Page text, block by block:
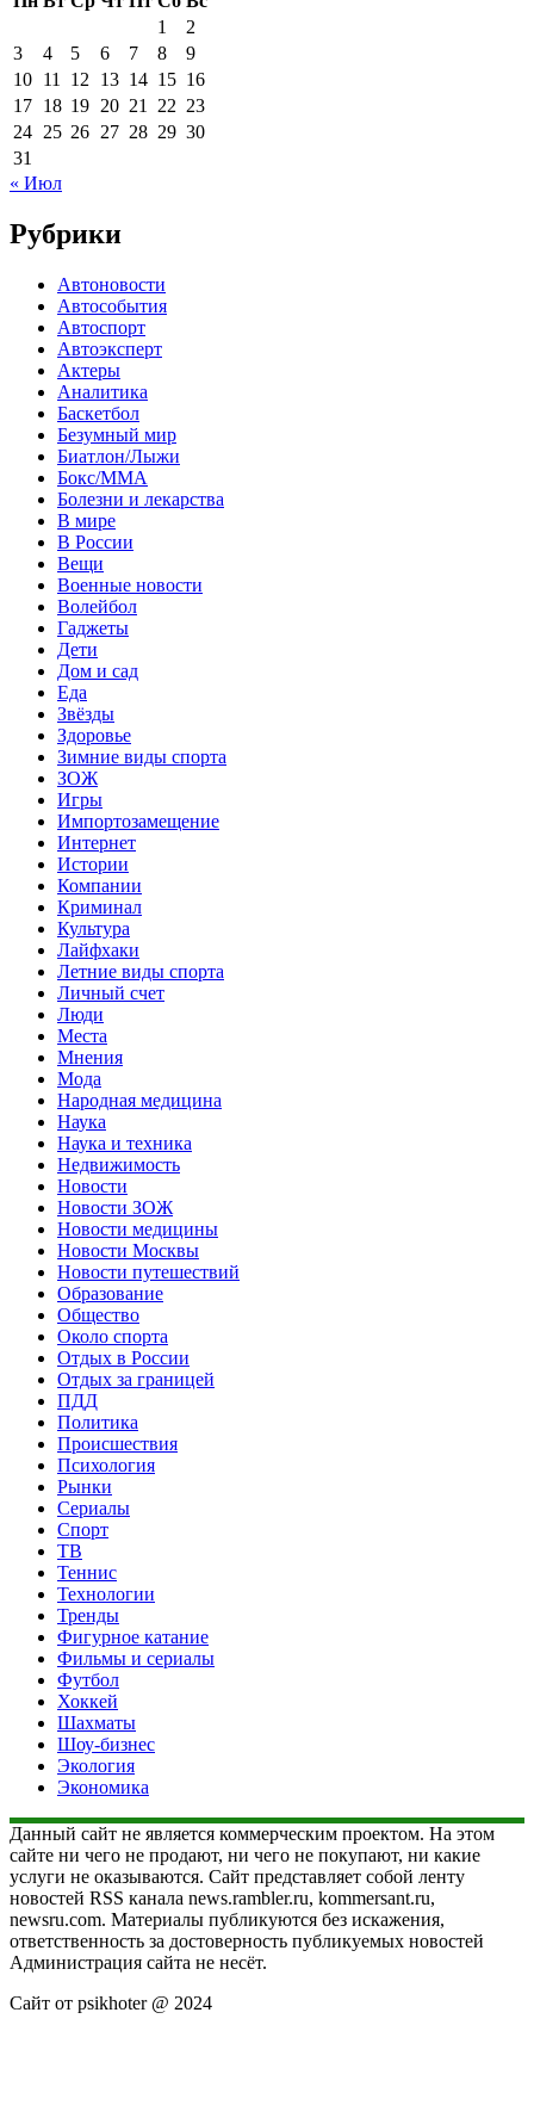
1
2
3
4 5 6 7 8
9
10 11 12 13 14 15 16
17 18 19 20 21 22 23
24 25 26 27 28 29 30
31
« Июл
Рубрики
Автоновости
Автособытия
Автоспорт
Автоэксперт
Актеры
Аналитика
Баскетбол
Безумный мир
Биатлон/Лыжи
Бокс/MMA
Болезни и лекарства
В мире
В России
Вещи
Военные новости
Волейбол
Гаджеты
Дети
Дом и сад
Еда
Звёзды
Здоровье
Зимние виды спорта
ЗОЖ
Игры
Импортозамещение
Интернет
Истории
Компании
Криминал
Культура
Лайфхаки
Летние виды спорта
Личный счет
Люди
Места
Мнения
Мода
Народная медицина
Наука
Наука и техника
Недвижимость
Новости
Новости ЗОЖ
Новости медицины
Новости Москвы
Новости путешествий
Образование
Общество
Около спорта
Отдых в России
Отдых за границей
ПДД
Политика
Происшествия
Психология
Рынки
Сериалы
Спорт
ТВ
Теннис
Технологии
Тренды
Фигурное катание
Фильмы и сериалы
Футбол
Хоккей
Шахматы
Шоу-бизнес
Экология
Экономика
Данный сайт не является коммерческим проектом. На этом
сайте ни чего не продают, ни чего не покупают, ни какие
услуги не оказываются. Сайт представляет собой ленту
новостей RSS канала news.rambler.ru, kommersant.ru,
newsru.com. Материалы публикуются без искажения,
ответственность за достоверность публикуемых новостей
Администрация сайта не несёт.
Сайт от psikhoter @ 2024